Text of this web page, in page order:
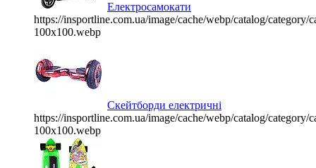
Електросамокати
https://insportline.com.ua/image/cache/webp/catalog/category/
100x100.webp
Скейтборди електричні
https://insportline.com.ua/image/cache/webp/catalog/category/
100x100.webp